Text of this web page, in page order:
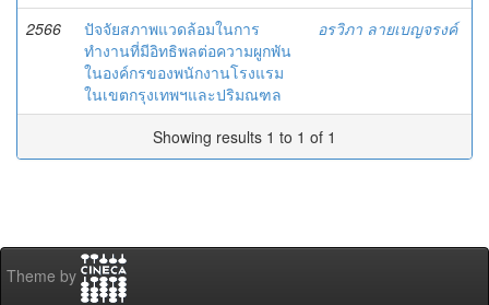
2566
ปัจจัยสภาพแวดล้อมในการ
ทำงานที่มีอิทธิพลต่อความผูกพัน
ในองค์กรของพนักงานโรงแรม
ในเขตกรุงเทพฯและปริมณฑล
อรวิภา ลายเบญจรงค์
Showing results 1 to 1 of 1
Theme by